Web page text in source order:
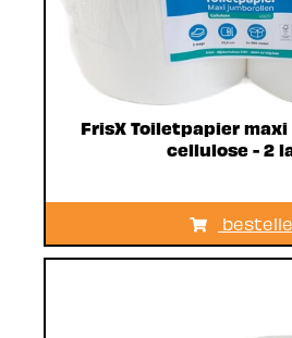
FrisX Toiletpapier
cellulose - 2